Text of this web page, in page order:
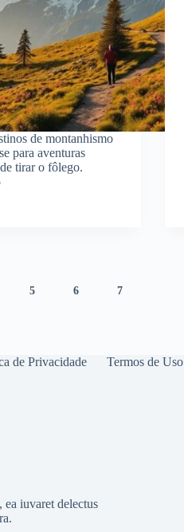
de montanhismo
para aventuras
tirar o fôlego.
5 6 7
de Privacidade Termos de Uso
iuvaret delectus